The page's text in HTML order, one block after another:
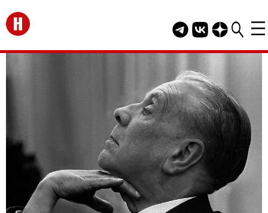
Перейти на главную
Telegram канал
Группа HELLO
Канал